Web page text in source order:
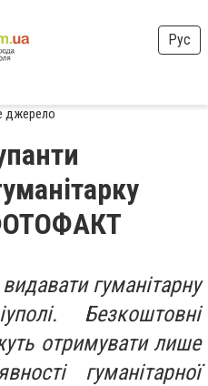
Рус
джерело
гуманітарну
Безкоштовні
отримувати лише
гуманітарної